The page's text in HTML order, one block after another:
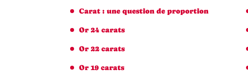
Carat : une question de proportion
Or 24 carats
Or 22 carats
Or 19 carats